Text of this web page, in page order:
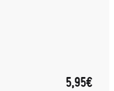
5,95€